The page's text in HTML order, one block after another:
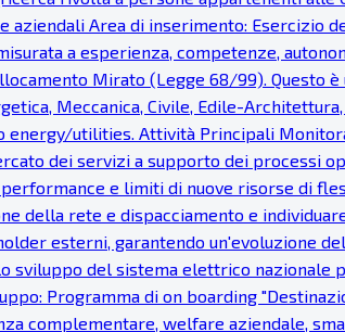
Area di inserimento: Esercizio
a esperienza, competenze,
Mirato (Legge 68/99). Questo
Meccanica, Civile, Edile-
energy/utilities. Attività Principali
dei servizi a supporto dei processi
e limiti di nuove risorse di
della rete e dispacciamento e
esterni, garantendo un'evoluzione
sviluppo del sistema elettrico nazionale
Programma di on boarding
complementare, welfare aziendale,